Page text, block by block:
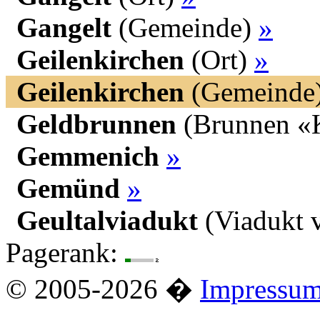
Gangelt (Gemeinde) »
Geilenkirchen (Ort) »
Geilenkirchen
Geldbrunnen (Brunnen
Gemmenich »
Gemünd »
Geultalviadukt (Viadukt
Pagerank:
© 2005-2026 �